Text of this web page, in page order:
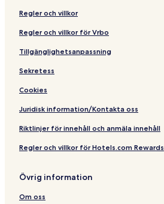
Regler och villkor
Regler och villkor för Vrbo
Tillgänglighetsanpassning
Sekretess
Cookies
Juridisk information/Kontakta oss
Riktlinjer för innehåll och anmäla innehåll
Regler och villkor för Hotels.com Rewards
Övrig information
Om oss